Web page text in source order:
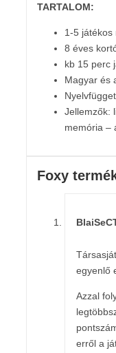
TARTALOM:
1-5 játékos
8 éves
kb 15 perc
Magyar és
Jellemzők:
memória –
Foxy
egyenlő
Azzal
erről a